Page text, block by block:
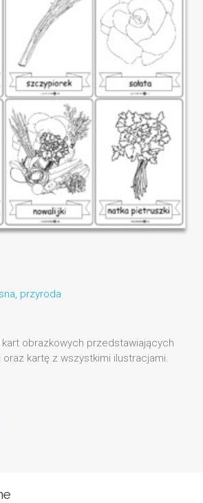
, przyroda
kart obrazkowych przedstawiających
kartę z wszystkimi ilustracjami.